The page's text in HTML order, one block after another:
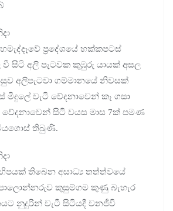
ප්‍රදේශයේ හක්කපටස්
වී සිටි අලි පැටවක කුඹුරු යායක් අසල
අලිපැටවා ගම්මානයේ නිවසක්
වැටී වේදනාවෙන් කෑ ගසා
සිටි වයස මාස 7ක් පමණ
තිබුණි.
තිබෙන අසාධ්‍ය තත්ත්වයේ
කුසුම්ගම කුණු බැහැර
නුදුරින් වැටී සිටියදී වනජීවි